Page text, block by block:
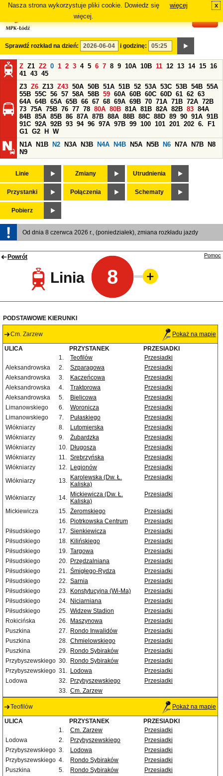
Nasza strona wykorzystuje pliki cookie. Dowiedz się
więcej.
więcej x
Sprawdź rozkład na dzień: i godzinę:
Z Z1 Z2 0 1 2 3 4 5 6 7 8 9 10A 10B 11 12 13 14 15 16
41 43 45
Z3 Z6 Z13 Z43 50A 50B 51A 51B 52 53A 53C 53B 54B 55A
55B 55C 56 57 58A 58B 59 60A 60B 60C 60D 61 62 63
64A 64B 65A 65B 66 67 68 69A 69B 70 71A 71B 72A 72B
73 75A 75B 76 77 78 80A 80B 81A 81B 82A 82B 83 84A
84B 85A 85B 86 87A 87B 88A 88B 88C 88D 89 90 91A 91B
91C 92A 92B 93 94 96 97A 97B 99 100 101 201 202 6.
F1
G1 G2 H
W
N1A
N1B N2 N3A N3B N4A N4B N5A N5B N6 N7A N7B
N8
N9
Linie Zmiany Utrudnienia
Przystanki Połączenia Schematy
Pobierz
Od dnia 8 czerwca 2026 r., (poniedziałek), zmiana rozkładu jazdy
Powrót
Linia 8
Pomoc
PODSTAWOWE KIERUNKI
Cm. Zarzew Pokaż na mapie
ULICA PRZYSTANEK
PRZESIADKI
1.
Teofilów
Przesiadki
Aleksandrowska
2. Szparagowa
Przesiadki
Aleksandrowska
3. Kaczeńcowa
Przesiadki
Aleksandrowska
4. Traktorowa
Przesiadki
Aleksandrowska
5. Bielicowa
Przesiadki
Limanowskiego
6. Woronicza
Przesiadki
Limanowskiego
7. Pułaskiego
Przesiadki
Włókniarzy
8. Lutomierska
Przesiadki
Włókniarzy
9. Żubardzka
Przesiadki
Włókniarzy
10. Długosza
Przesiadki
Włókniarzy
11. Srebrzyńska
Przesiadki
Włókniarzy
12. Legionów
Przesiadki
Włókniarzy
13. Karolewska (Dw. Ł.
Kaliska)
Przesiadki
Włókniarzy 14. Mickiewicza (Dw. Ł.
Kaliska)
Przesiadki
Mickiewicza 15. Żeromskiego
Przesiadki
16. Piotrkowska Centrum
Przesiadki
Piłsudskiego
17. Sienkiewicza
Przesiadki
Piłsudskiego
18. Kilińskiego
Przesiadki
Piłsudskiego
19. Targowa
Przesiadki
Piłsudskiego
20. Przędzalniana
Przesiadki
Piłsudskiego
21. Śmigłego-Rydza
Przesiadki
Piłsudskiego
22. Sarnia
Przesiadki
Piłsudskiego
23. Konstytucyjna (Wi-Ma)
Przesiadki
Piłsudskiego
24. Niciarniana
Przesiadki
Piłsudskiego
25. Widzew Stadion
Przesiadki
Rokicińska
26. Maszynowa
Przesiadki
Puszkina
27. Rondo Inwalidów
Przesiadki
Puszkina
28. Chmielowskiego
Przesiadki
Puszkina
29. Rondo Sybiraków
Przesiadki
Przybyszewskiego 30. Rondo Sybiraków
Przesiadki
Przybyszewskiego 31. Lodowa
Przesiadki
Lodowa
32. Przybyszewskiego
Przesiadki
33. Cm. Zarzew
Teofilów Pokaż na mapie
ULICA PRZYSTANEK
PRZESIADKI
1.
Cm. Zarzew
Przesiadki
Lodowa
2. Przybyszewskiego
Przesiadki
Przybyszewskiego 3. Lodowa
Przesiadki
Przybyszewskiego 4. Rondo Sybiraków
Przesiadki
Puszkina
5. Rondo Sybiraków
Przesiadki